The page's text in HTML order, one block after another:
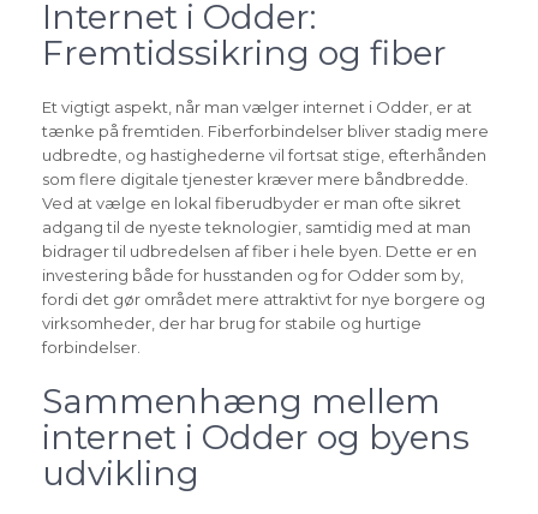
Internet i Odder:
Fremtidssikring og fiber
Et vigtigt aspekt, når man vælger internet i Odder, er at
tænke på fremtiden. Fiberforbindelser bliver stadig mere
udbredte, og hastighederne vil fortsat stige, efterhånden
som flere digitale tjenester kræver mere båndbredde.
Ved at vælge en lokal fiberudbyder er man ofte sikret
adgang til de nyeste teknologier, samtidig med at man
bidrager til udbredelsen af fiber i hele byen. Dette er en
investering både for husstanden og for Odder som by,
fordi det gør området mere attraktivt for nye borgere og
virksomheder, der har brug for stabile og hurtige
forbindelser.
Sammenhæng mellem
internet i Odder og byens
udvikling